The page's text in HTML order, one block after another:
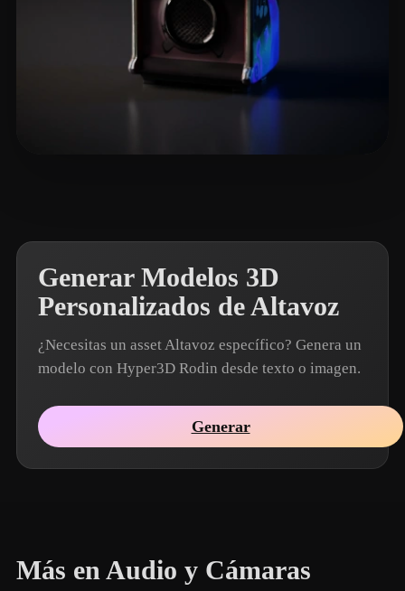
Generar Modelos 3D
Personalizados de Altavoz
¿Necesitas un asset Altavoz específico? Genera un
modelo con Hyper3D Rodin desde texto o imagen.
Generar
Más en Audio y Cámaras